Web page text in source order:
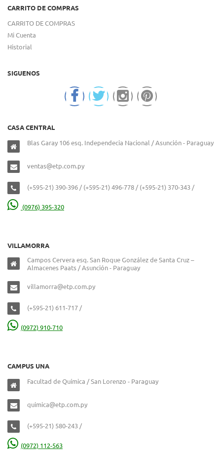
CARRITO DE COMPRAS
CARRITO DE COMPRAS
Mi Cuenta
Historial
SIGUENOS
CASA CENTRAL
Blas Garay 106 esq. Independecia Nacional / Asunción - Paraguay
ventas@etp.com.py
(+595-21) 390-396 / (+595-21) 496-778 / (+595-21) 370-343 /
(0976) 395-320
VILLAMORRA
Campos Cervera esq. San Roque González de Santa Cruz –
Almacenes Paats / Asunción - Paraguay
villamorra@etp.com.py
(+595-21) 611-717 /
(0972) 910-710
CAMPUS UNA
Facultad de Química / San Lorenzo - Paraguay
quimica@etp.com.py
(+595-21) 580-243 /
(0972) 112-563